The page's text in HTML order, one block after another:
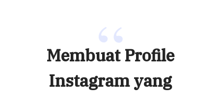
Membuat Profile
Instagram yang